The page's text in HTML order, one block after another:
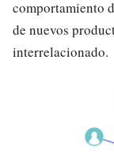
comportamiento
de nuevos
interrelacionado.